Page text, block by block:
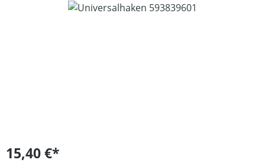
Bildergalerie überspringen
15,40 €*